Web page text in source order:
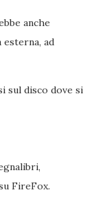
anche
ad
sul disco dove si
FireFox.